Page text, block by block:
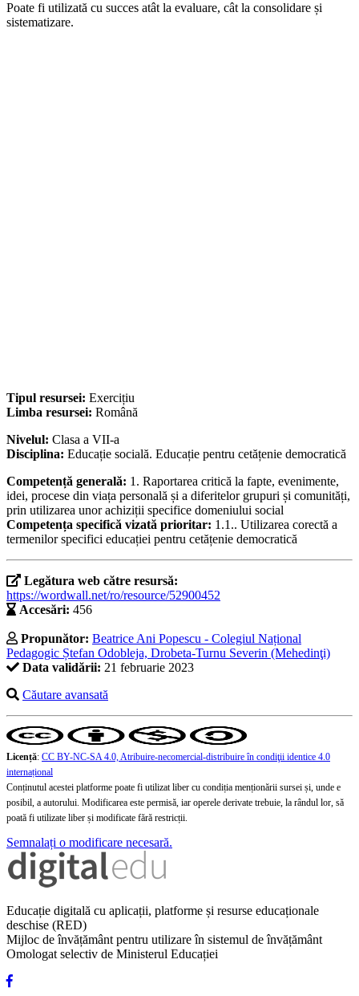
Poate fi utilizată cu succes atât la evaluare, cât la consolidare și
sistematizare.
Tipul resursei: Exercițiu
Limba resursei: Română
Nivelul: Clasa a VII-a
Disciplina: Educație socială. Educație pentru cetățenie democratică
Competență generală: 1. Raportarea critică la fapte, evenimente,
idei, procese din viața personală și a diferitelor grupuri și comunități,
prin utilizarea unor achiziții specifice domeniului social
Competența specifică vizată prioritar: 1.1.. Utilizarea corectă a
termenilor specifici educației pentru cetățenie democratică
Legătura web către resursă:
https://wordwall.net/ro/resource/52900452
Accesări: 456
Propunător: Beatrice Ani Popescu - Colegiul Național
Pedagogic Ștefan Odobleja, Drobeta-Turnu Severin (Mehedinţi)
Data validării: 21 februarie 2023
Căutare avansată
Licență: CC BY-NC-SA 4.0, Atribuire-necomercial-distribuire în condiţii identice 4.0
internațional
Conținutul acestei platforme poate fi utilizat liber cu condiția menționării sursei și, unde e
posibil, a autorului. Modificarea este permisă, iar operele derivate trebuie, la rândul lor, să
poată fi utilizate liber și modificate fără restricții.
Semnalați o modificare necesară.
Educație digitală cu aplicații, platforme și resurse educaționale
deschise (RED)
Mijloc de învățământ pentru utilizare în sistemul de învățământ
Omologat selectiv de Ministerul Educației